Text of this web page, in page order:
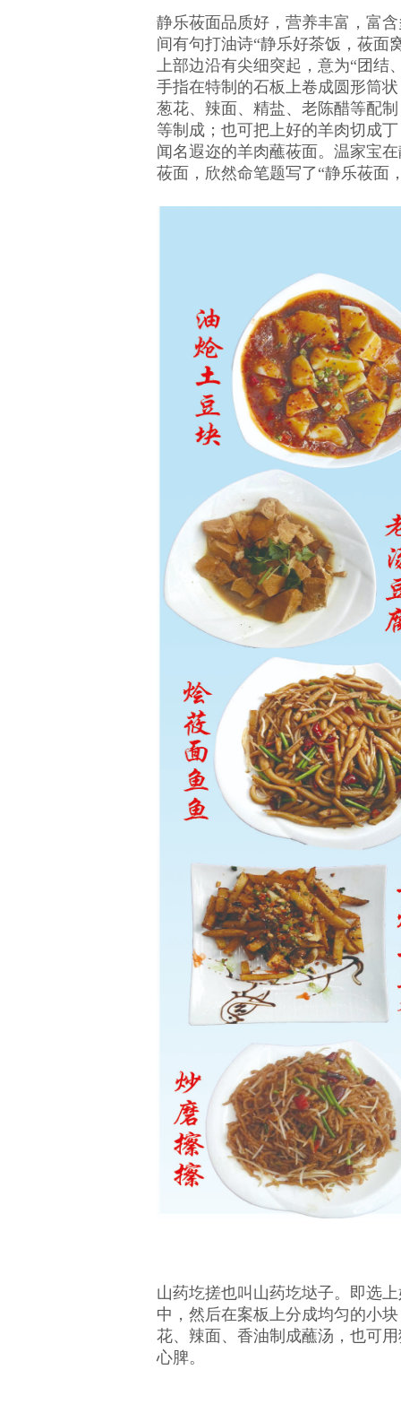
静乐莜面品质好，营养丰富，富
间有句打油诗“静乐好茶饭，莜面
上部边沿有尖细突起，意为“团结
手指在特制的石板上卷成圆形筒
葱花、辣面、精盐、老陈醋等配
等制成；也可把上好的羊肉切成
闻名遐迩的羊肉蘸莜面。温家宝
莜面，欣然命笔题写了“静乐莜面
山药圪搓也叫山药圪垯子。即选
中，然后在案板上分成均匀的小
花、辣面、香油制成蘸汤，也可
心脾。